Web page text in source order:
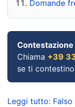
Domande
Chiama +39
se ti
Leggi tutto: